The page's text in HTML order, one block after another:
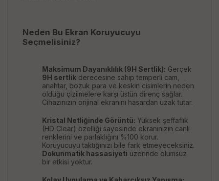
Neden Bu Ekran Koruyucuyu
Seçmelisiniz?
Maksimum Dayanıklılık (9H Sertlik): Gerçek
9H sertlik derecesine sahip temperli cam,
anahtar, bozuk para ve keskin cisimlerin neden
olduğu çizilmelere karşı üstün direnç sağlar.
Cihazınızın orijinal ekranını hasardan uzak tutar.
Kristal Netliğinde Görüntü: Yüksek şeffaflık
(HD Clear) özelliği sayesinde ekranınızın canlı
renklerini ve parlaklığını %100 korur.
Koruyucuyu taktığınızı bile fark etmeyeceksiniz.
Dokunmatik hassasiyeti üzerinde olumsuz
bir etkisi yoktur.